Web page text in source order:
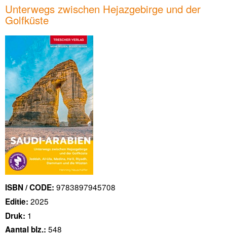
Unterwegs zwischen Hejazgebirge und der
Golfküste
ISBN / CODE: 9783897945708
Editie: 2025
Druk: 1
Aantal blz.: 548